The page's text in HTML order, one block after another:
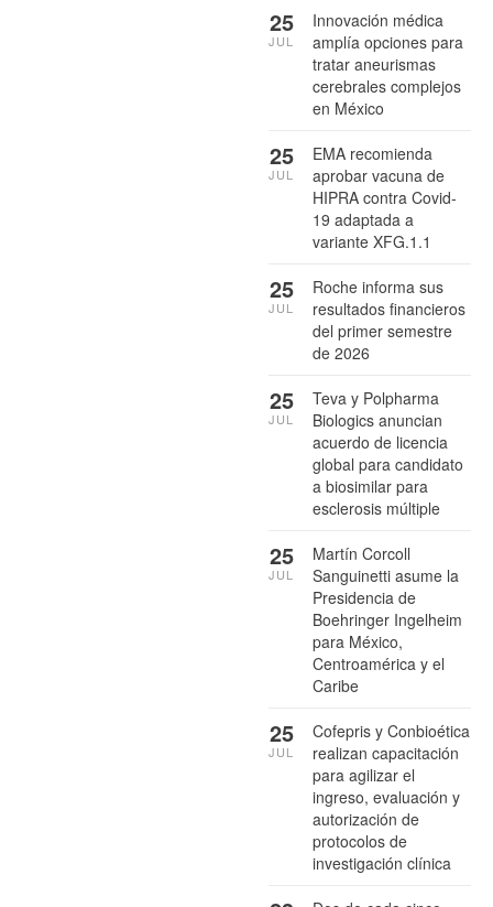
Innovación médica
amplía opciones para
tratar aneurismas
cerebrales complejos
en México
25
JUL
EMA recomienda
aprobar vacuna de
HIPRA contra Covid-
19 adaptada a
variante XFG.1.1
25
JUL
Roche informa sus
resultados financieros
del primer semestre
de 2026
25
JUL
Teva y Polpharma
Biologics anuncian
acuerdo de licencia
global para candidato
a biosimilar para
esclerosis múltiple
25
JUL
Martín Corcoll
Sanguinetti asume la
Presidencia de
Boehringer Ingelheim
para México,
Centroamérica y el
Caribe
25
JUL
Cofepris y Conbioética
realizan capacitación
para agilizar el
ingreso, evaluación y
autorización de
protocolos de
investigación clínica
25
JUL